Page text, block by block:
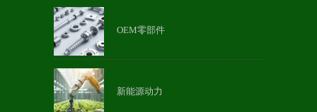
OEM零部件
新能源动力